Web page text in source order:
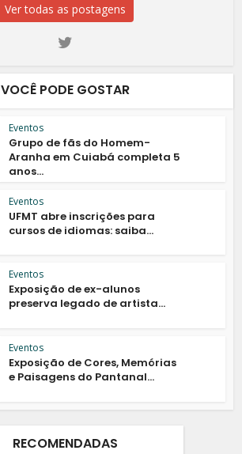
Ver todas as postagens
VOCÊ PODE GOSTAR
Eventos
Grupo de fãs do Homem-
Aranha em Cuiabá completa 5
anos...
Eventos
UFMT abre inscrições para
cursos de idiomas: saiba...
Eventos
Exposição de ex-alunos
preserva legado de artista...
Eventos
Exposição de Cores, Memórias
e Paisagens do Pantanal...
RECOMENDADAS